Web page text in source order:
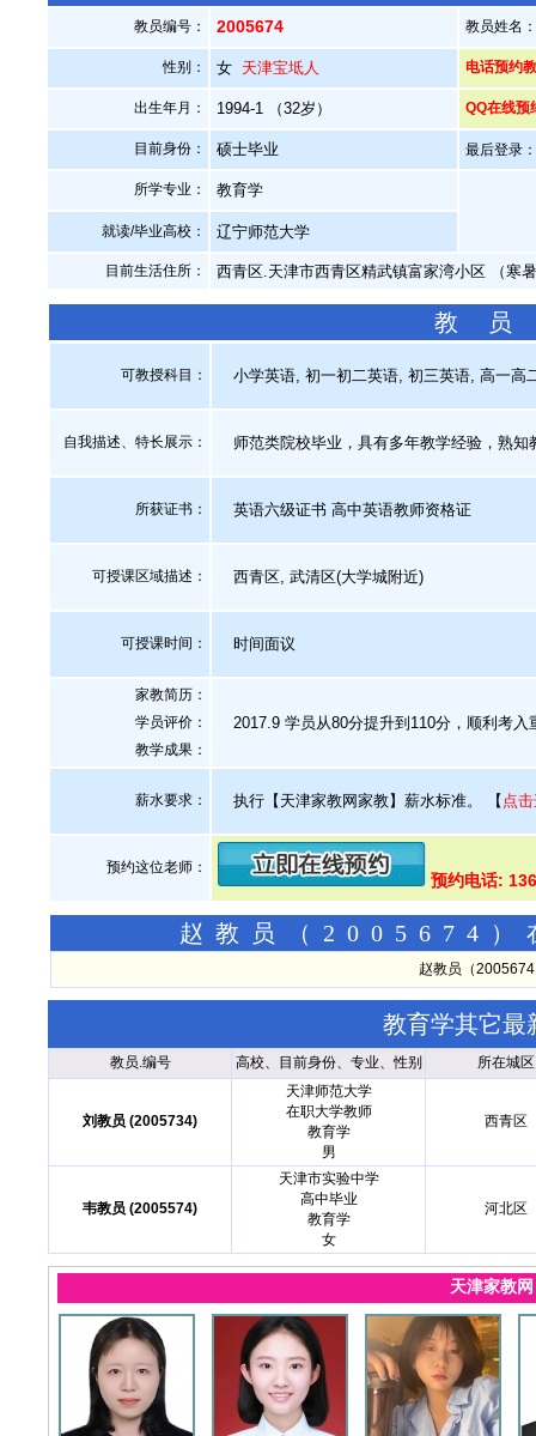
教员编号： 2005674 教员姓名
性别： 女 天津宝坻人 电话预约
出生年月： 1994-1 （32岁） QQ在线预
目前身份： 硕士毕业 最后登录
所学专业： 教育学
就读/毕业高校： 辽宁师范大学
目前生活住所： 西青区.天津市西青区精武镇富家湾小区 （寒
教 员
可教授科目： 小学英语, 初一初二英语, 初三英语, 高一高
自我描述、特长展示 ： 师范类院校毕业，具有多年教学经验，熟
所获证书 ： 英语六级证书 高中英语教师资格证
可授课区域描述： 西青区, 武清区(大学城附近)
可授课时间： 时间面议
家教简历：
学员评价：
教学成果：
2017.9 学员从80分提升到110分，顺利考入
薪水要求： 执行【天津家教网家教】薪水标准。 【 点
预约这位老师：
预约电话:
赵教员（2005674）
赵教员（
教育学其它最
教员.编号 高校、目前身份、专业、性别 所在城区
刘教员 (2005734)
天津师范大学
在职大学教师
教育学
男
西青区
韦教员 (2005574)
天津市实验中学
高中毕业
教育学
女
河北区
天津家教